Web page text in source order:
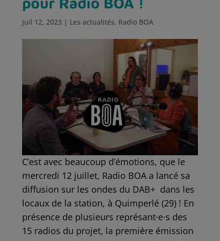
Juil 12, 2023 | Les actualités, Radio BOA
C’est avec beaucoup d’émotions, que le
mercredi 12 juillet, Radio BOA a lancé sa
diffusion sur les ondes du DAB+ dans les
locaux de la station, à Quimperlé (29) ! En
présence de plusieurs représant·e·s des
15 radios du projet, la première émission